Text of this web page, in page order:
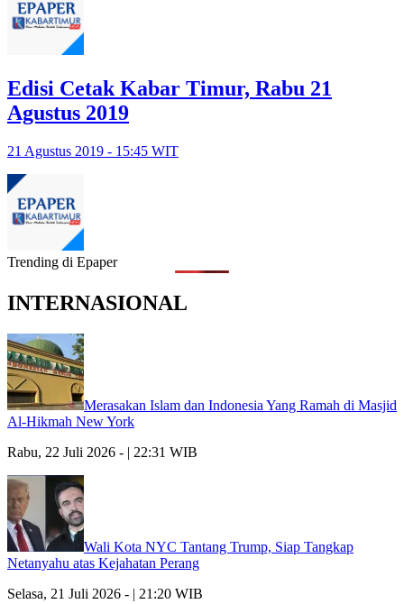
Edisi Cetak Kabar Timur, Rabu 21
Agustus 2019
21 Agustus 2019 - 15:45 WIT
Trending di Epaper
INTERNASIONAL
Merasakan Islam dan Indonesia Yang Ramah di Masjid
Al-Hikmah New York
Rabu, 22 Juli 2026 - | 22:31 WIB
Wali Kota NYC Tantang Trump, Siap Tangkap
Netanyahu atas Kejahatan Perang
Selasa, 21 Juli 2026 - | 21:20 WIB